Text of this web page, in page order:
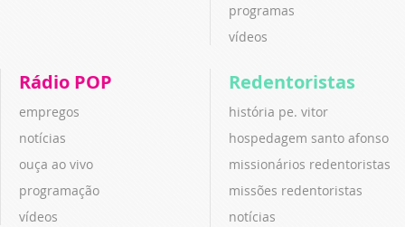
programas
vídeos
Rádio POP
empregos
notícias
ouça ao vivo
programação
vídeos
Redentoristas
história pe. vitor
hospedagem santo afonso
missionários redentoristas
missões redentoristas
notícias